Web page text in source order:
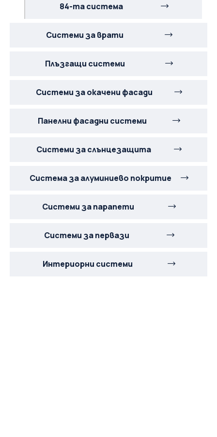
84-та система
Системи за врати
Плъзгащи системи
Системи за окачени фасади
Панелни фасадни системи
Системи за слънцезащита
Система за алуминиево покритие
Системи за парапети
Системи за первази
Интериорни системи